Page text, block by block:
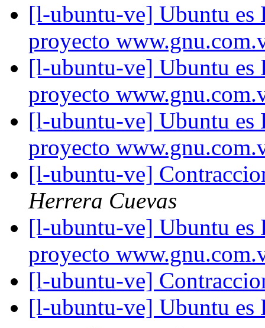
[l-ubuntu-ve] Ubuntu es
proyecto
[l-ubuntu-ve] Ubuntu es
proyecto
[l-ubuntu-ve] Ubuntu es
proyecto
[l-ubuntu-ve]
Herrera Cuevas
[l-ubuntu-ve] Ubuntu es
proyecto
[l-ubuntu-ve]
[l-ubuntu-ve] Ubuntu es